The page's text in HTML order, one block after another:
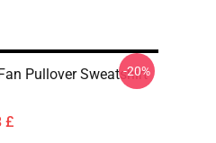
Pullover Sweatshirt
£
-20%